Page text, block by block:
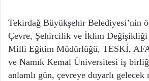
Tekirdağ Büyükşehir Belediyesi’nin
Çevre, Şehircilik ve İklim
Milli Eğitim Müdürlüğü, TESKİ,
ve Namık Kemal Üniversitesi iş
anlamlı gün, çevreye duyarlı